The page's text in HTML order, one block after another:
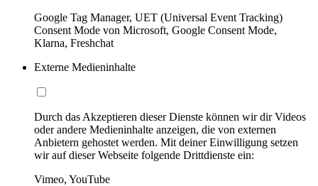
Google Tag Manager, UET (Universal Event Tracking)
Consent Mode von Microsoft, Google Consent Mode,
Klarna, Freshchat
Externe Medieninhalte
Durch das Akzeptieren dieser Dienste können wir dir Videos
oder andere Medieninhalte anzeigen, die von externen
Anbietern gehostet werden. Mit deiner Einwilligung setzen
wir auf dieser Webseite folgende Drittdienste ein:
Vimeo, YouTube